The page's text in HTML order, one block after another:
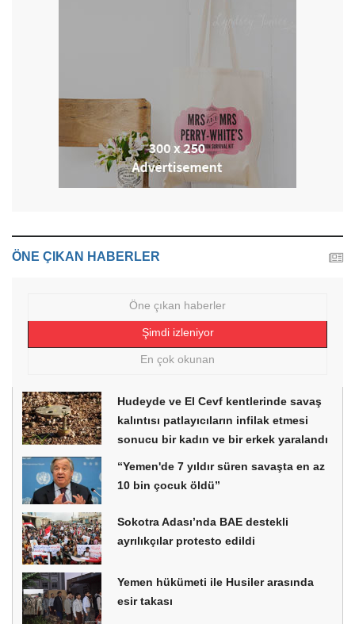
ÖNE ÇIKAN HABERLER
Öne çıkan haberler
Şimdi izleniyor
En çok okunan
Hudeyde ve El Cevf kentlerinde savaş
kalıntısı patlayıcıların infilak etmesi
sonucu bir kadın ve bir erkek yaralandı
“Yemen'de 7 yıldır süren savaşta en az
10 bin çocuk öldü”
Sokotra Adası’nda BAE destekli
ayrılıkçılar protesto edildi
Yemen hükümeti ile Husiler arasında
esir takası